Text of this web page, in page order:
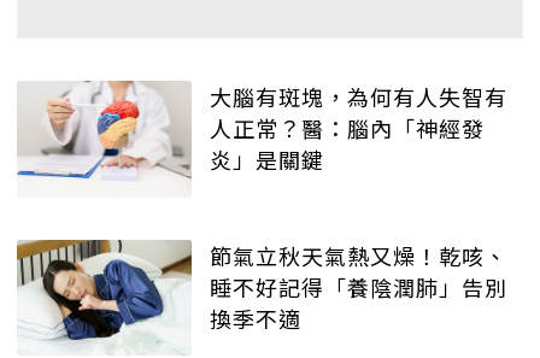
大腦有斑塊，為何有人失智有
人正常？醫：腦內「神經發
炎」是關鍵
節氣立秋天氣熱又燥！乾咳、
睡不好記得「養陰潤肺」告別
換季不適